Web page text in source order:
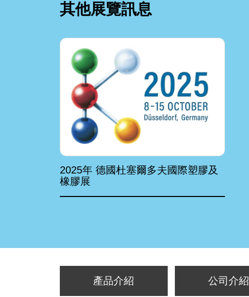
其他展覽訊息
2025年 德國杜塞爾多夫國際塑膠及
橡膠展
產品介紹 公司介紹